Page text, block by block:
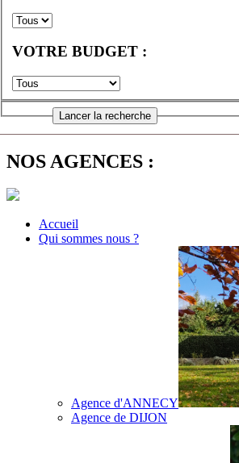
VOTRE BUDGET :
NOS AGENCES :
Accueil
Qui sommes nous ?
Agence d'ANNECY
Agence de DIJON